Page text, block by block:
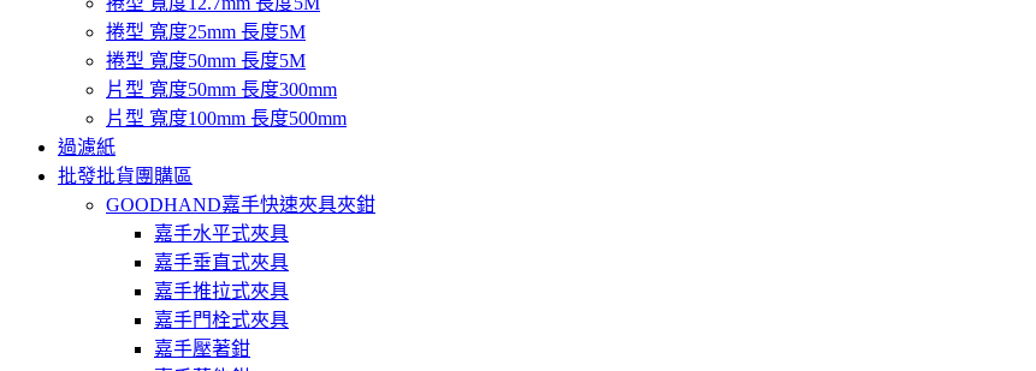
捲型 寬度25mm 長度5M
捲型 寬度50mm 長度5M
片型 寬度50mm 長度300mm
片型 寬度100mm 長度500mm
過濾紙
批發批貨團購區
GOODHAND嘉手快速夾具夾鉗
嘉手水平式夾具
嘉手垂直式夾具
嘉手推拉式夾具
嘉手門栓式夾具
嘉手壓著鉗